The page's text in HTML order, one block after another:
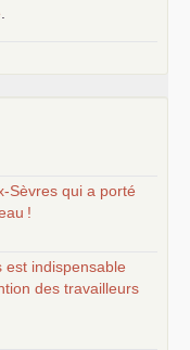
sur le projet
Sèvres qui a porté
!
est indispensable
des travailleurs